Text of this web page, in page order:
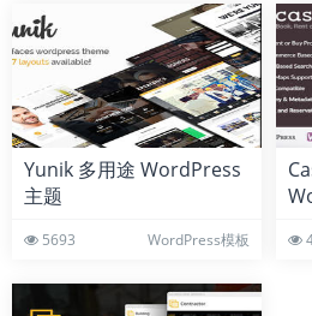
Yunik 多用途 WordPress
主题
5693 WordPress模板